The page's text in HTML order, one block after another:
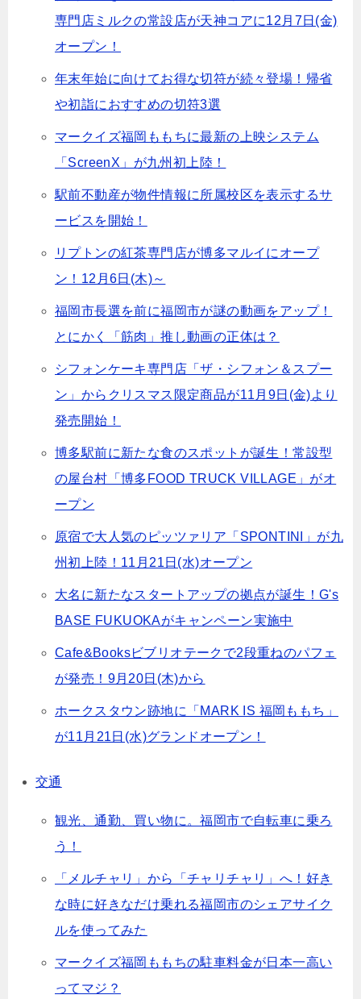
専門店ミルクの常設店が天神コアに12月7日(金)
オープン！
年末年始に向けてお得な切符が続々登場！帰省
や初詣におすすめの切符3選
マークイズ福岡ももちに最新の上映システム
「ScreenX」が九州初上陸！
駅前不動産が物件情報に所属校区を表示するサ
ービスを開始！
リプトンの紅茶専門店が博多マルイにオープ
ン！12月6日(木)～
福岡市長選を前に福岡市が謎の動画をアップ！
とにかく「筋肉」推し動画の正体は？
シフォンケーキ専門店「ザ・シフォン＆スプー
ン」からクリスマス限定商品が11月9日(金)より
発売開始！
博多駅前に新たな食のスポットが誕生！常設型
の屋台村「博多FOOD TRUCK VILLAGE」がオ
ープン
原宿で大人気のピッツァリア「SPONTINI」が九
州初上陸！11月21日(水)オープン
大名に新たなスタートアップの拠点が誕生！G's
BASE FUKUOKAがキャンペーン実施中
Cafe&Booksビブリオテークで2段重ねのパフェ
が発売！9月20日(木)から
ホークスタウン跡地に「MARK IS 福岡ももち」
が11月21日(水)グランドオープン！
交通
観光、通勤、買い物に。福岡市で自転車に乗ろ
う！
「メルチャリ」から「チャリチャリ」へ！好き
な時に好きなだけ乗れる福岡市のシェアサイク
ルを使ってみた
マークイズ福岡ももちの駐車料金が日本一高い
ってマジ？